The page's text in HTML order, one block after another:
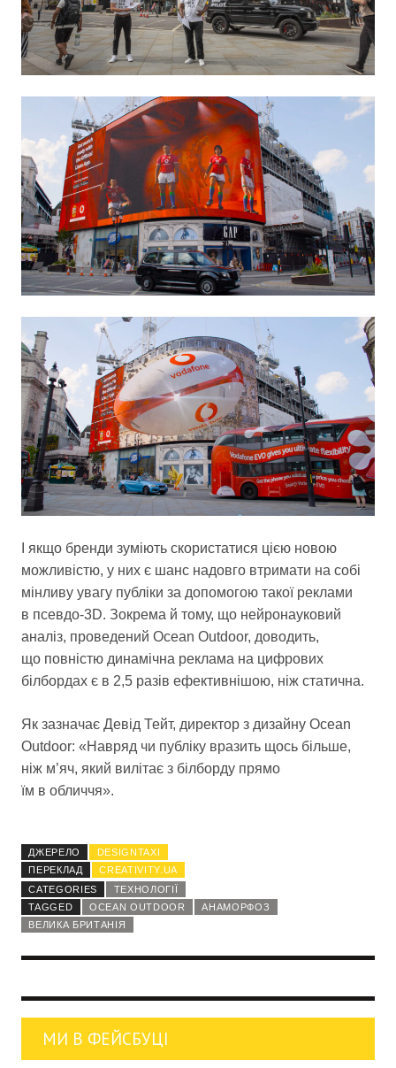
І якщо бренди зуміють скористатися цією новою
можливістю, у них є шанс надовго втримати на собі
мінливу увагу публіки за допомогою такої реклами
в псевдо-3D. Зокрема й тому, що нейронауковий
аналіз, проведений Ocean Outdoor, доводить,
що повністю динамічна реклама на цифрових
білбордах є в 2,5 разів ефективнішою, ніж статична.
Як зазначає Девід Тейт, директор з дизайну Ocean
Outdoor: «Навряд чи публіку вразить щось більше,
ніж м’яч, який вилітає з білборду прямо
їм в обличчя».
ДЖЕРЕЛО
DESIGNTAXI
ПЕРЕКЛАД
CREATIVITY.UA
CATEGORIES
ТЕХНОЛОГІЇ
TAGGED
OCEAN OUTDOOR
АНАМОРФОЗ
ВЕЛИКА БРИТАНІЯ
МИ В ФЕЙСБУЦІ